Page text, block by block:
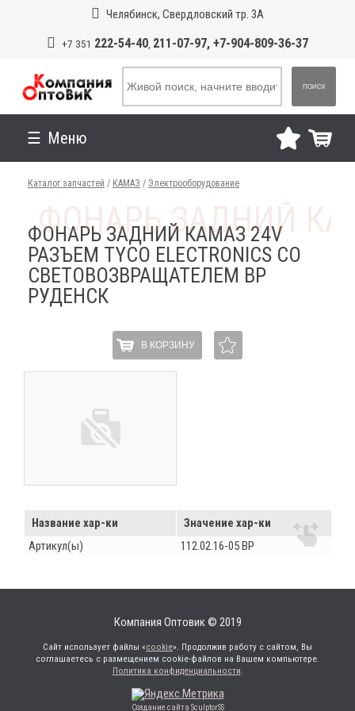
Челябинск, Свердловский тр. 3А
+7 351 222-54-40, 211-07-97, +7-904-809-36-37
ПОИСК
Меню
Каталог запчастей / КАМАЗ / Электрооборудование
ФОНАРЬ ЗАДНИЙ КАМАЗ 24V
РАЗЪЕМ TYCO ELECTRONICS СО
СВЕТОВОЗВРАЩАТЕЛЕМ ВР
РУДЕНСК
В КОРЗИНУ
Название хар-ки
Значение хар-ки
Артикул(ы)
112.02.16-05 ВР
Компания Оптовик © 2019
Сайт использует файлы «cookie». Продолжив работу с сайтом, Вы
соглашаетесь с размещением cookie-файлов на Вашем компьютере.
Политика конфиденциальности.
Создание сайта SculptorSS